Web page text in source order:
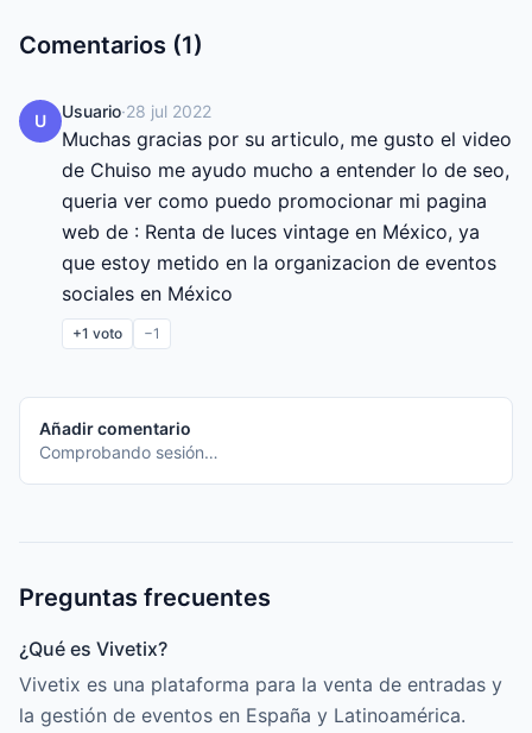
Comentarios (1)
U Usuario·28 jul 2022
Muchas gracias por su articulo, me gusto el video
de Chuiso me ayudo mucho a entender lo de seo,
queria ver como puedo promocionar mi pagina
web de : Renta de luces vintage en México, ya
que estoy metido en la organizacion de eventos
sociales en México
+1 voto −1
Añadir comentario
Comprobando sesión…
Preguntas frecuentes
¿Qué es Vivetix?
Vivetix es una plataforma para la venta de entradas y
la gestión de eventos en España y Latinoamérica.